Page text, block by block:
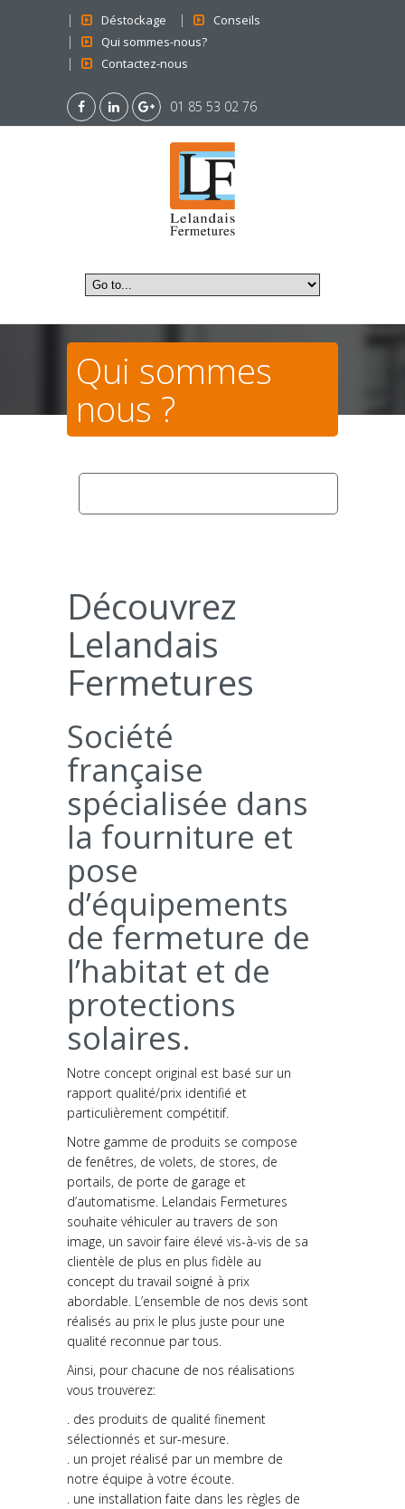
Déstockage
Conseils
Qui sommes-nous?
Contactez-nous
01 85 53 02 76
Qui sommes
nous ?
Découvrez
Lelandais
Fermetures
Société
française
spécialisée dans
la fourniture et
pose
d’équipements
de fermeture de
l’habitat et de
protections
solaires.
Notre concept original est basé sur un
rapport qualité/prix identifié et
particulièrement compétitif.
Notre gamme de produits se compose
de fenêtres, de volets, de stores, de
portails, de porte de garage et
d’automatisme. Lelandais Fermetures
souhaite véhiculer au travers de son
image, un savoir faire élevé vis-à-vis de sa
clientèle de plus en plus fidèle au
concept du travail soigné à prix
abordable. L’ensemble de nos devis sont
réalisés au prix le plus juste pour une
qualité reconnue par tous.
Ainsi, pour chacune de nos réalisations
vous trouverez:
. des produits de qualité finement
sélectionnés et sur-mesure.
. un projet réalisé par un membre de
notre équipe à votre écoute.
. une installation faite dans les règles de